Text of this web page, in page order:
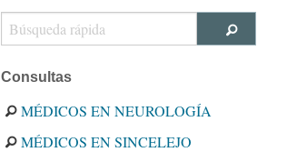
Consultas
MÉDICOS EN NEUROLOGÍA
MÉDICOS EN SINCELEJO